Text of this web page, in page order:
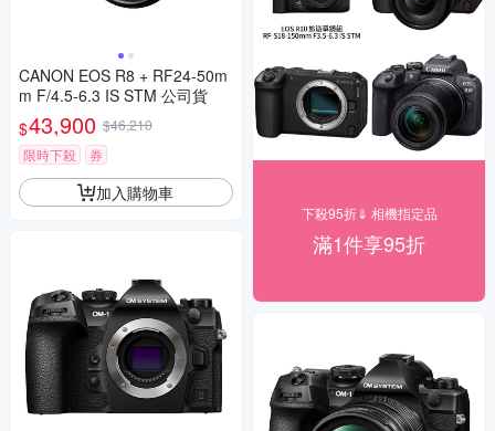
CANON EOS R8 + RF24-50m
m F/4.5-6.3 IS STM 公司貨
$43,900 $46,210
限時下殺
券
加入購物車
下殺95折⇓ 相機指定品
滿1件享95折